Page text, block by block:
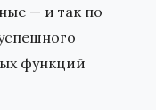
— и так по
функций